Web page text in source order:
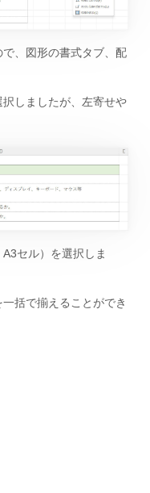
、図形の書式タブ、配
しましたが、左寄せや
セル）を選択しま
括で揃えることができ